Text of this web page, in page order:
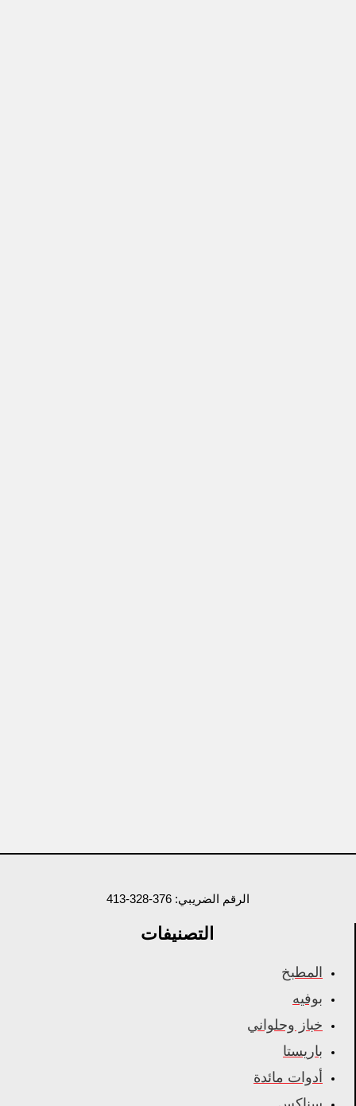
الرقم الضريبي: 376-328-413
التصنيفات
المطبخ
بوفيه
خباز وحلواني
باريستا
أدوات مائدة